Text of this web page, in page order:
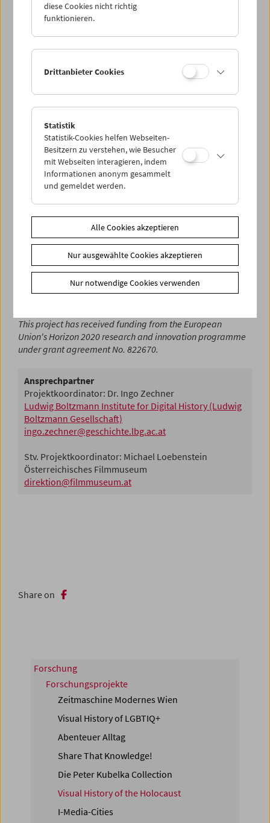
Projektlaufzeit
Jänner 2019 bis März 2023
Das ProjektVisual History of the Holocaust: Rethinking
ProgrammsHorizon 2020als Innovation Action mit rund 5
Mio. Euro gefördert. Es wurde aus 37 Anträgen
erstgereiht.
This project has received funding from the European
Union's Horizon 2020 research and innovation programme
under grant agreement No. 822670.
Ansprechpartner
Projektkoordinator: Dr. Ingo Zechner
Ludwig Boltzmann Institute for Digital History (Ludwig
Boltzmann Gesellschaft)
ingo.zechner@geschichte.lbg.ac.at
Stv. Projektkoordinator: Michael Loebenstein
Österreichisches Filmmuseum
direktion@filmmuseum.at
Share on
Forschung
Forschungsprojekte
Zeitmaschine Modernes Wien
Visual History of LGBTIQ+
Abenteuer Alltag
Share That Knowledge!
Die Peter Kubelka Collection
Visual History of the Holocaust
I-Media-Cities
diese Cookies nicht richtig
funktionieren.
Drittanbieter Cookies
Statistik
Statistik-Cookies helfen Webseiten-
Besitzern zu verstehen, wie Besucher
mit Webseiten interagieren, indem
Informationen anonym gesammelt
und gemeldet werden.
Alle Cookies akzeptieren
Nur ausgewählte Cookies akzeptieren
Nur notwendige Cookies verwenden